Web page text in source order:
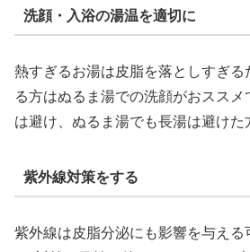
洗顔・入浴の湯温を適切に
熱すぎるお湯は皮脂を落としすぎる
る方はぬるま湯での洗顔がおスス
は避け、ぬるま湯でも長湯は避けた
紫外線対策をする
紫外線は皮脂分泌にも影響を与える